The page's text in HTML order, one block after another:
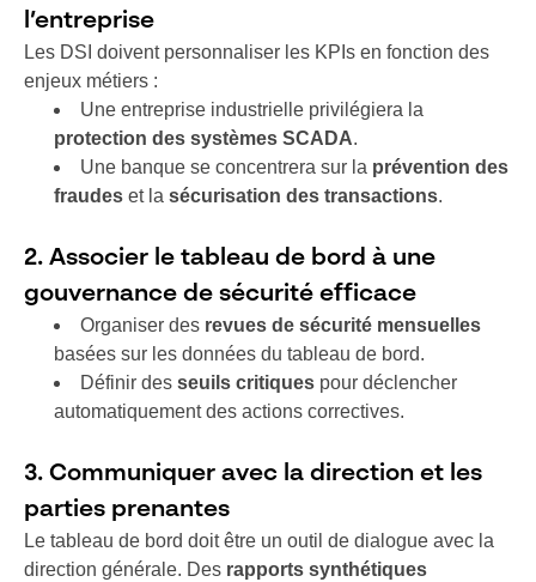
l’entreprise
Les DSI doivent personnaliser les KPIs en fonction des
enjeux métiers :
Une entreprise industrielle privilégiera la
protection des systèmes SCADA.
Une banque se concentrera sur la prévention des
fraudes et la sécurisation des transactions.
2. Associer le tableau de bord à une
gouvernance de sécurité efficace
Organiser des revues de sécurité mensuelles
basées sur les données du tableau de bord.
Définir des seuils critiques pour déclencher
automatiquement des actions correctives.
3. Communiquer avec la direction et les
parties prenantes
Le tableau de bord doit être un outil de dialogue avec la
direction générale. Des rapports synthétiques